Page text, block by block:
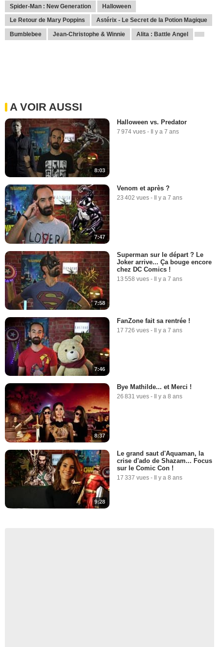
Spider-Man : New Generation Halloween
Le Retour de Mary Poppins Astérix - Le Secret de la Potion Magique
Bumblebee Jean-Christophe & Winnie Alita : Battle Angel
A VOIR AUSSI
8:03
Halloween vs. Predator
7 974 vues - Il y a 7 ans
7:47
Venom et après ?
23 402 vues - Il y a 7 ans
7:58
Superman sur le départ ? Le
Joker arrive... Ça bouge encore
chez DC Comics !
13 558 vues - Il y a 7 ans
7:46
FanZone fait sa rentrée !
17 726 vues - Il y a 7 ans
8:37
Bye Mathilde... et Merci !
26 831 vues - Il y a 8 ans
9:28
Le grand saut d'Aquaman, la
crise d'ado de Shazam... Focus
sur le Comic Con !
17 337 vues - Il y a 8 ans